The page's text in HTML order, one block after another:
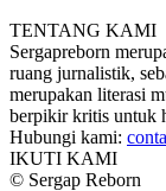
TENTANG KAMI
Sergapreborn
ruang jurnalistik,
merupakan literasi
berpikir kritis untuk
Hubungi kami:
IKUTI KAMI
© Sergap Reborn